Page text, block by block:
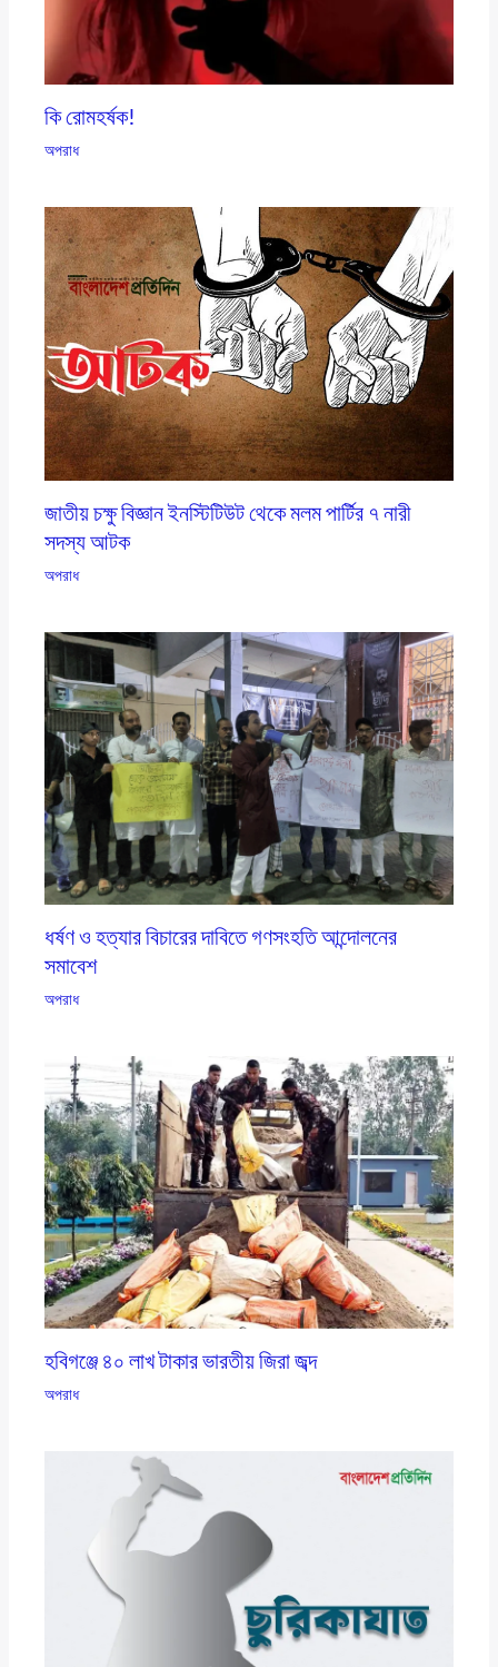
কি রোমহর্ষক!
অপরাধ
জাতীয় চক্ষু বিজ্ঞান ইনস্টিটিউট থেকে মলম পার্টির ৭ নারী
সদস্য আটক
অপরাধ
ধর্ষণ ও হত্যার বিচারের দাবিতে গণসংহতি আন্দোলনের
সমাবেশ
অপরাধ
হবিগঞ্জে ৪০ লাখ টাকার ভারতীয় জিরা জব্দ
অপরাধ